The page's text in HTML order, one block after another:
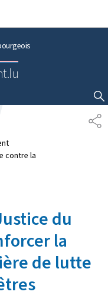
AFFICHER / MASQUER LA RECHERCHE
P
A
contre la
du
la
de lutte